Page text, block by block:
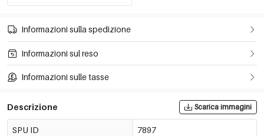
Informazioni sulla spedizione
Informazioni sul reso
Informazioni sulle tasse
Descrizione Scarica immagini
SPU ID 7897